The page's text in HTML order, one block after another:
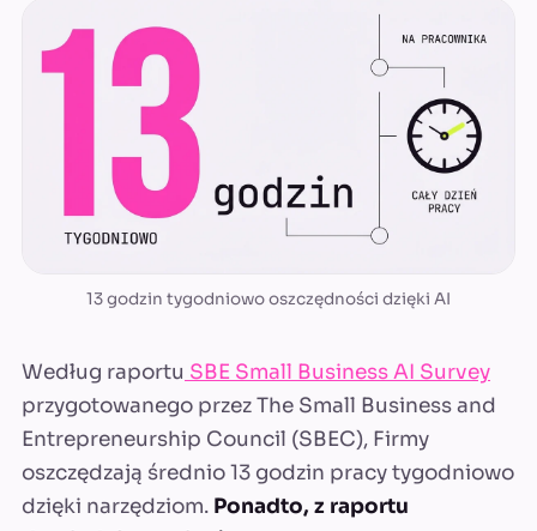
13 godzin tygodniowo oszczędności dzięki AI
Według raportu SBE Small Business AI Survey
przygotowanego przez The Small Business and
Entrepreneurship Council (SBEC), Firmy
oszczędzają średnio 13 godzin pracy tygodniowo
dzięki narzędziom. Ponadto, z raportu